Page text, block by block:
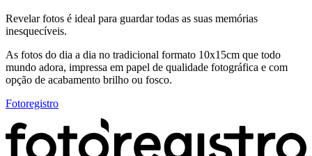
Revelar fotos é ideal para guardar todas as suas memórias
inesquecíveis.
As fotos do dia a dia no tradicional formato 10x15cm que todo
mundo adora, impressa em papel de qualidade fotográfica e com
opção de acabamento brilho ou fosco.
Fotoregistro